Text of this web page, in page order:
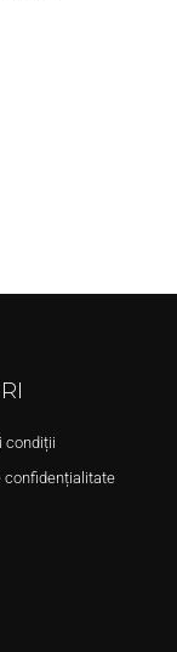
condiții
confidențialitate